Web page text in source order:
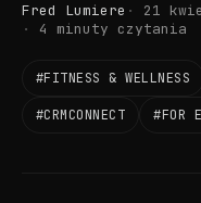
Fred Lumiere
21
4 minuty czytania
#FITNESS & WELLNESS
#CRMCONNECT #FOR